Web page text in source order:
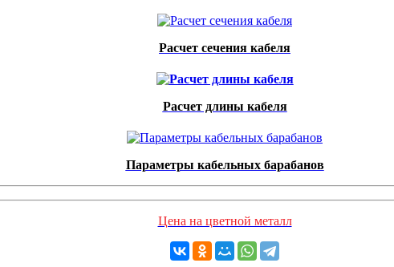
Расчет сечения кабеля
Расчет длины кабеля
Параметры кабельных барабанов
Цена на цветной металл